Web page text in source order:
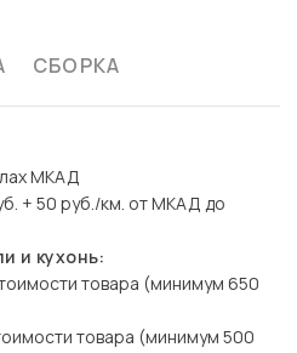
СБОРКА
МКАД
+ 50 руб./км. от МКАД до
и кухонь:
товара (минимум 650
товара (минимум 500